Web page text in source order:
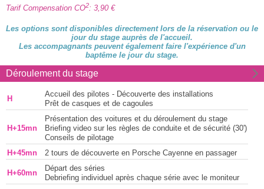
Tarif Compensation CO2: 3,90
Les options sont disponibles directement lors de la réservation ou le
jour du stage auprès de l'accueil.
Les accompagnants peuvent également faire l'expérience d'un
baptême le jour du stage.
Déroulement du stage
H
Accueil des pilotes - Découverte des installations
Prêt de casques et de cagoules
H+15mn
Présentation des voitures et du déroulement du stage
Briefing video sur les règles de conduite et de sécurité (30')
Conseils de pilotage
H+45mn
2 tours de découverte en Porsche Cayenne en passager
H+60mn
Départ des séries
Debriefing individuel après chaque série avec le moniteur